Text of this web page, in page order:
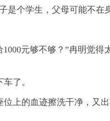
个学生，父母可能不在
元够不够？”冉明觉得
了。
上的血迹擦洗干净，又出